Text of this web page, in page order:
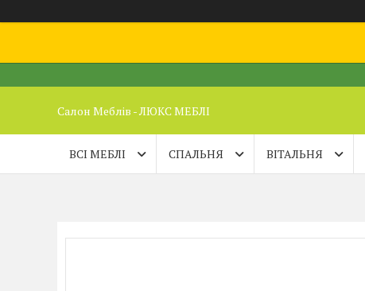
Салон Меблів - ЛЮКС МЕБЛІ
ВСІ МЕБЛІ СПАЛЬНЯ ВІТАЛЬНЯ